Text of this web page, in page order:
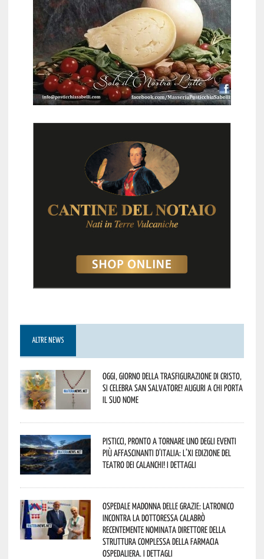
ALTRE NEWS
Oggi, giorno della Trasfigurazione di Cristo,
si celebra San Salvatore! Auguri a chi porta
il suo nome
Pisticci, pronto a tornare uno degli eventi
più affascinanti d’Italia: l’XI edizione del
Teatro dei Calanchi! I dettagli
Ospedale Madonna delle Grazie: Latronico
incontra la dottoressa Calabrò
recentemente nominata Direttore della
Struttura Complessa della Farmacia
Ospedaliera. I dettagli